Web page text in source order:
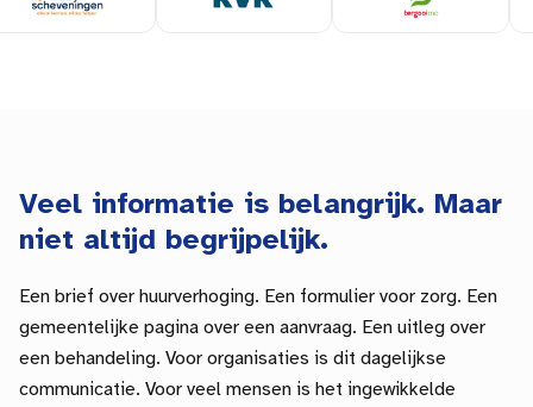
Veel informatie is belangrijk. Maar
niet altijd begrijpelijk.
Een brief over huurverhoging. Een formulier voor zorg. Een
gemeentelijke pagina over een aanvraag. Een uitleg over
een behandeling. Voor organisaties is dit dagelijkse
communicatie. Voor veel mensen is het ingewikkelde